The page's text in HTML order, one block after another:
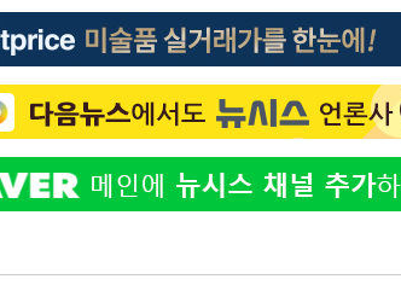
소…11일 재개
한국 무역적자 있어"
압수수색에 '충격·당황'
영등포 순간 '40도'
란 중요임무종사 혐의
801.67 마감
원 마감